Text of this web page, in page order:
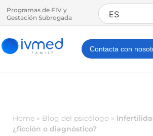
Programas de FIV y
Gestación Subrogada
ES
Contacta con
Home » Blog del psicólogo »
¿ficción o diagnóstico?